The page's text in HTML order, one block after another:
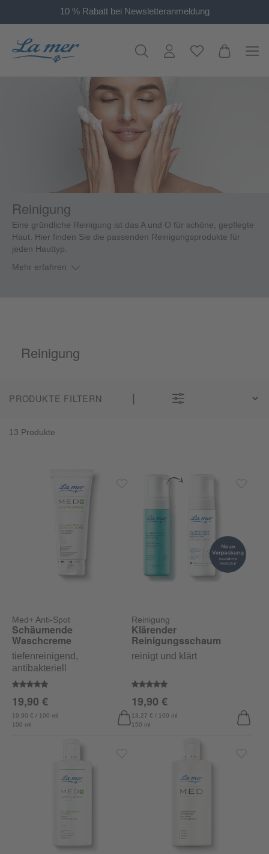
10 % Rabatt bei Newsletteranmeldung
Reinigung
Eine gründliche Reinigung ist das A und O für schöne, gepflegte
Haut. Hier finden Sie die passenden Reinigungsprodukte für
jeden Hauttyp.
Mehr erfahren
Reinigung
PRODUKTE FILTERN
13 Produkte
Med+ Anti-Spot
Durchschnittliche Bewertung von 4.9 von 5 Sternen
Schäumende
Waschcreme
tiefenreinigend,
antibakteriell
100 ml
19,90 € / 100 ml
19,90 €
Reinigung
Durchschnittliche Bewertung
Klärender
Reinigungsschaum
reinigt und klärt
150 ml
13,27 € / 100 ml
19,90 €